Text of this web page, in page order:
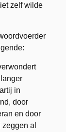
zelf wilde
in
door
en door
al